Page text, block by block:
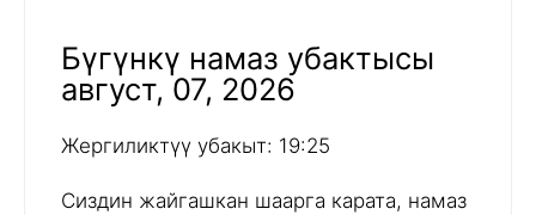
Бүгүнкү намаз убактысы
август, 07, 2026
Жергиликтүү убакыт: 19:25
Сиздин жайгашкан шаарга карата, намаз